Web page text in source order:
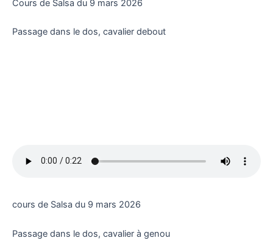
Cours de Salsa du 9 mars 2026
Passage dans le dos, cavalier debout
cours de Salsa du 9 mars 2026
Passage dans le dos, cavalier à genou